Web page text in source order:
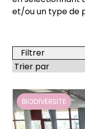
et/ou un type de
Filtrer
BIODIVERSITE